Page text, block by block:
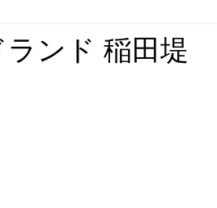
ンド 稲田堤